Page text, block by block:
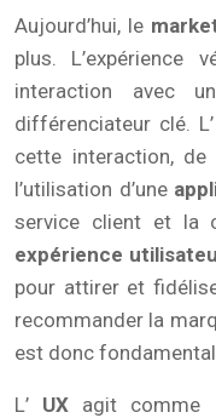
Aujourd’hui, le
plus.
interaction avec
différenciateur clé. L’
cette interaction,
l’utilisation d’une
service client et la
expérience
pour attirer et
recommander la
est donc
L’ UX agit comme